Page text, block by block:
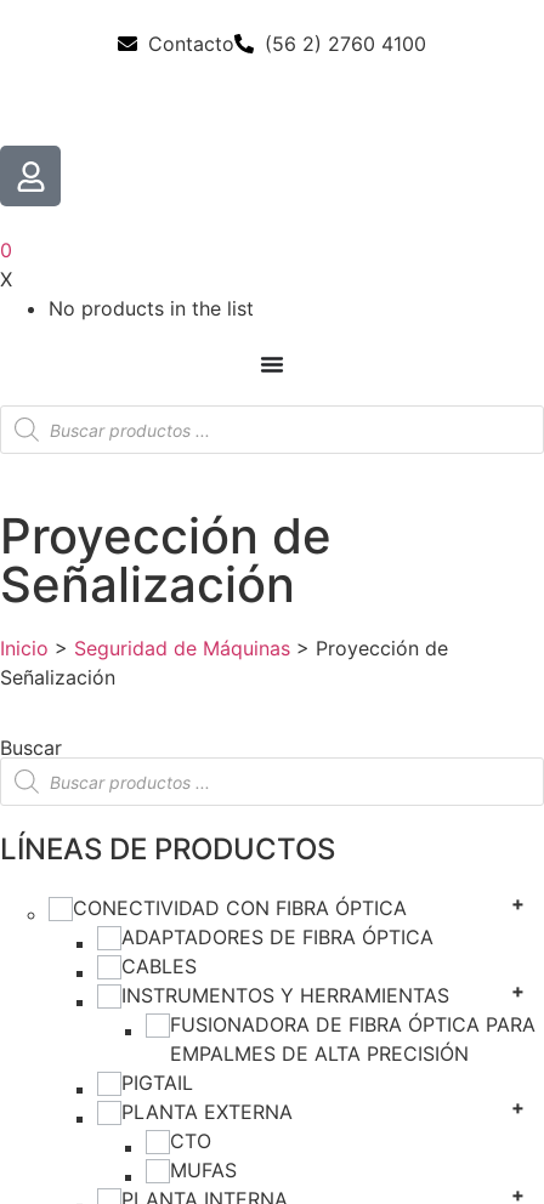
Contacto (56 2) 2760 4100
0
X
No products in the list
Proyección de
Señalización
Inicio > Seguridad de Máquinas > Proyección de
Señalización
Buscar
LÍNEAS DE PRODUCTOS
CONECTIVIDAD CON FIBRA ÓPTICA
ADAPTADORES DE FIBRA ÓPTICA
CABLES
INSTRUMENTOS Y HERRAMIENTAS
FUSIONADORA DE FIBRA ÓPTICA PARA
EMPALMES DE ALTA PRECISIÓN
PIGTAIL
PLANTA EXTERNA
CTO
MUFAS